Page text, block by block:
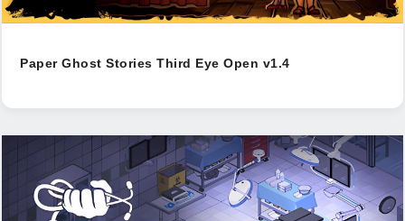
Paper Ghost Stories Third Eye Open v1.4